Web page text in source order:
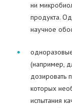
ни
продукта.
научное
(например,
дозировать
которых
испытания